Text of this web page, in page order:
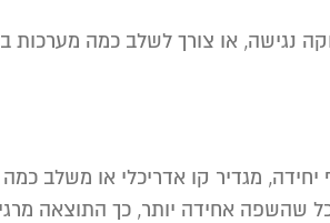
נגישה, או צורך לשלב כמה מערכות
מגדיר קו אדריכלי או משלב
שהשפה אחידה יותר, כך התוצאה